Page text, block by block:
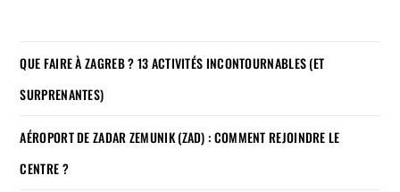
QUE FAIRE À ZAGREB ? 13 ACTIVITÉS INCONTOURNABLES (ET
SURPRENANTES)
AÉROPORT DE ZADAR ZEMUNIK (ZAD) : COMMENT REJOINDRE LE
CENTRE ?